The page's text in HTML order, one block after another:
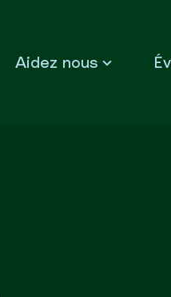
Aidez nous